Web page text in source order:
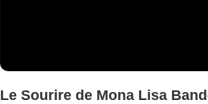
Le Sourire de Mona Lisa